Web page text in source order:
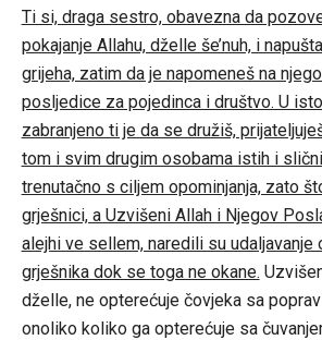
Ti si, draga sestro, obavezna da
pokajanje Allahu, dželle še’nuh, i
grijeha, zatim da je napomeneš na
posljedice za pojedinca i društvo. U
zabranjeno ti je da se družiš,
tom i svim drugim osobama istih i
trenutačno s ciljem opominjanja, zato
grješnici, a Uzvišeni Allah i Njegov
alejhi ve sellem, naredili su udaljavanje
grješnika dok se toga ne okane.
dželle, ne opterećuje čovjeka sa
onoliko koliko ga opterećuje sa